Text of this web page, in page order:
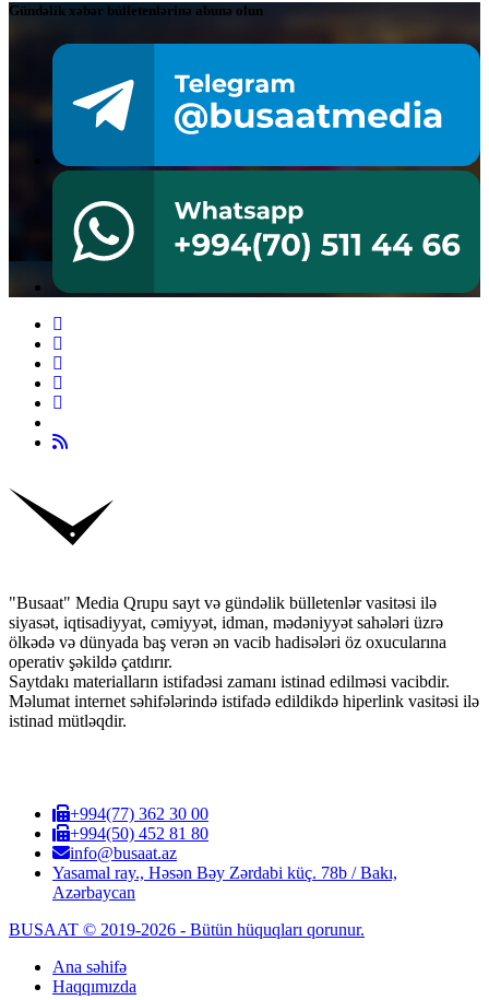
Gündəlik xəbər bülletenlərinə abunə olun
"Busaat" Media Qrupu sayt və gündəlik bülletenlər vasitəsi ilə
siyasət, iqtisadiyyat, cəmiyyət, idman, mədəniyyət sahələri üzrə
ölkədə və dünyada baş verən ən vacib hadisələri öz oxucularına
operativ şəkildə çatdırır.
Saytdakı materialların istifadəsi zamanı istinad edilməsi vacibdir.
Məlumat internet səhifələrində istifadə edildikdə hiperlink vasitəsi ilə
istinad mütləqdir.
+994(77) 362 30 00
+994(50) 452 81 80
info@busaat.az
Yasamal ray., Həsən Bəy Zərdabi küç. 78b / Bakı,
Azərbaycan
BUSAAT © 2019-2026 - Bütün hüquqları qorunur.
Ana səhifə
Haqqımızda